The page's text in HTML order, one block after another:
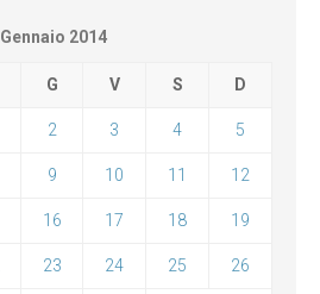
Gennaio 2014
G V S D
2 3 4 5
9 10 11 12
16 17 18 19
23 24 25 26